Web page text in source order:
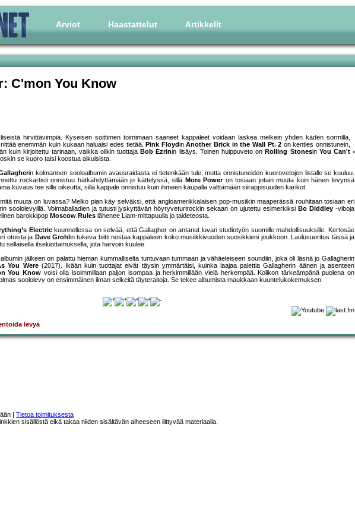
Arviot Haastattelut Artikkelit
C'mon You Know
hirvittävimpiä. Kyseisen soittimen toimimaan saaneet kappaleet voidaan laskea melkein yhden käden sormilla,
enemmän kuin kukaan haluaisi edes tietää. Pink FloydinAnother Brick in the Wall Pt. 2 on kenties onnistunein,
kuin kirjoitettu tarinaan, vaikka olikin tuottaja Bob Ezrinin lisäys. Toinen huippuveto on Rolling Stonesin You Can't
se kuoro taisi koostua aikuisista.
in kolmannen sooloalbumin avausraidasta ei tietenkään tule, mutta onnistuneiden kuorovetojen listalle se kuuluu.
rockartisti onnistuu hätkähdyttämään jo kättelyssä, sillä More Poweron tosiaan jotain muuta kuin hänen levynsä
kuvaus tee sille oikeutta, sillä kappale onnistuu kuin ihmeen kaupalla välttämään siirappisuuden karikot.
muuta on luvassa? Melko pian käy selväksi, että angloamerikkalaisen pop-musiikin maaperässä rouhitaan tosiaan eri
soololevyillä. Voimaballadien ja tutusti jyskyttävän höyryveturirockin sekaan on ujutettu esimerkiksi Bo Diddley -viboja
barokkipop Moscow Rules lähenee Liam-mittapuulla jo taideteosta.
Electrickuunnellessa on selvää, että Gallagher on antanut luvan studiotyön suomille mahdollisuuksille. Kertosäe
otoista ja Dave Grohl in tukeva biitti nostaa kappaleen koko musiikkivuoden suosikkieni joukkoon. Laulusuoritus tässä ja
sellaisella itseluottamuksella, jota harvoin kuulee.
jälkeen on palattu hieman kummalliselta tuntuvaan tummaan ja vähäeleiseen soundiin, joka oli läsnä jo Gallagherin
You Were(2017). Ikään kuin tuottajat eivät täysin ymmärtäisi, kuinka laajaa palettia Gallagherin äänen ja asenteen
You Know voisi olla isoimmillaan paljon isompaa ja herkimmillään vielä herkempää. Kolikon tärkeämpänä puolena on
soololevy on ensimmäinen ilman selkeitä täyteraitoja. Se tekee albumista maukkaan kuuntelukokemuksen.
levyä
| Tietoa toimituksesta
sisällöstä eikä takaa niiden sisältävän aiheeseen liittyvää materiaalia.